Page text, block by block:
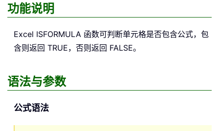
功能说明
Excel ISFORMULA 函数可判断单元格是否包含公式，包
含则返回 TRUE，否则返回 FALSE。
语法与参数
公式语法